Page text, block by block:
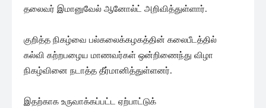
தலைவர் இமானுவேல் ஆனோல்ட் அறிவித்துள்ளார்.
குறித்த நிகழ்வை பல்கலைக்கழகத்தின் கலைபீடத்தில்
கல்வி கற்றபழைய மாணவர்கள் ஒன்றிணைந்து விழா
நிகழ்வினை நடாத்த தீர்மானித்துள்ளனர்.
இதற்காக உருவாக்கப்பட்ட ஏற்பாட்டுக்